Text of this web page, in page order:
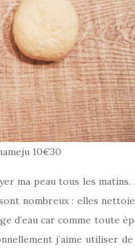
10€30
ma peau tous les matins.
sont nombreux : elles
d’eau car comme toute
j’aime utiliser de